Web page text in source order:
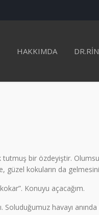
HAKKIMDA
bir özdeyiştir.
kokuların da
Konuyu açacağım.
havayı